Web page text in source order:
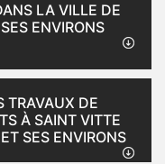
LA VILLE DE
ENVIRONS
TRAVAUX DE
À SAINT VITTE
SES ENVIRONS